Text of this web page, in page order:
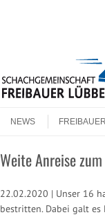
Menu
NEWS
Weite Anreise
22.02.2020 | Unser 16
bestritten. Dabei galt